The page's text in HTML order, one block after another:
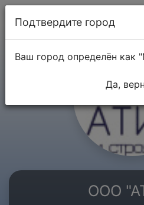
ООО
Подтвердите город
Ваш город определён как
Да,